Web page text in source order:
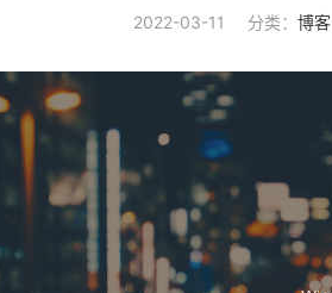
2022-03-11 分类： 博客